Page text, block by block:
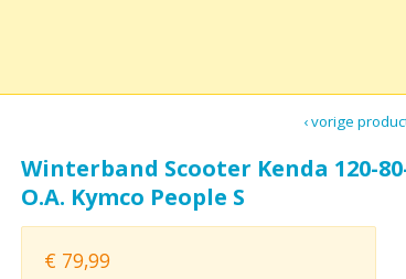
‹ vorige
Winterband Scooter Kenda 120-
O.A. Kymco People S
€ 79,99